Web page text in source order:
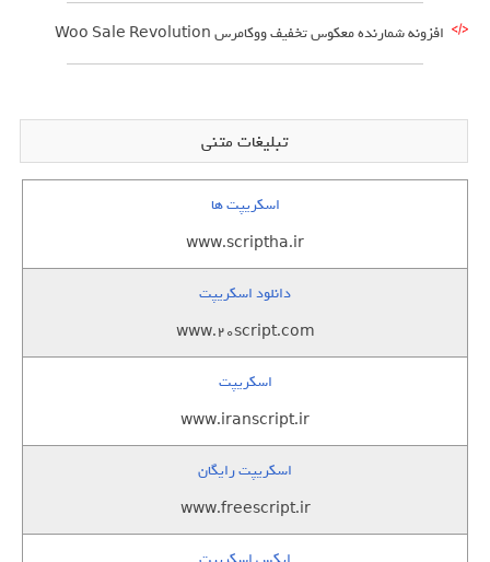
افزونه شمارنده معکوس تخفیف ووکامرس Woo Sale Revolution
تبلیغات متنی
اسکریپت ها
www.scriptha.ir
دانلود اسکریپت
www.20script.com
اسکریپت
www.iranscript.ir
اسکریپت رایگان
www.freescript.ir